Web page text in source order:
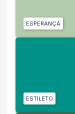
ESPERANÇA
ESTILETO